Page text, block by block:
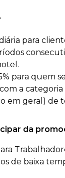
para
para quem
a
em geral) de
da
de baixa